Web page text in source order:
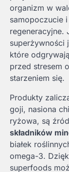
organizm w
samopoczucie
regeneracyjne.
superżywności
które
przed stresem
starzeniem się.
Produkty
goji, nasiona
ryżowa, są
składników
białek
omega-3.
superfoods